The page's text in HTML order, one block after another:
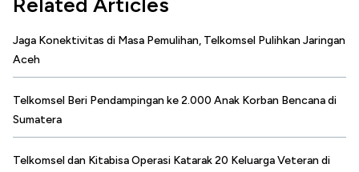
Jaga Konektivitas di Masa Pemulihan, Telkomsel Pulihkan Jaringan
Aceh
Telkomsel Beri Pendampingan ke 2.000 Anak Korban Bencana di
Sumatera
Telkomsel dan Kitabisa Operasi Katarak 20 Keluarga Veteran di